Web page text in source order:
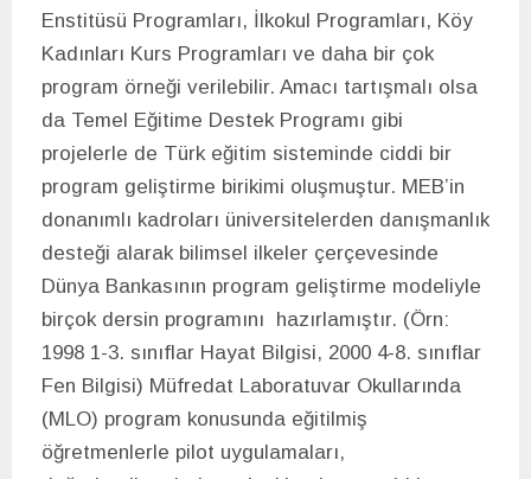
Enstitüsü Programları, İlkokul Programları, Köy
Kadınları Kurs Programları ve daha bir çok
program örneği verilebilir. Amacı tartışmalı olsa
da Temel Eğitime Destek Programı gibi
projelerle de Türk eğitim sisteminde ciddi bir
program geliştirme birikimi oluşmuştur. MEB’in
donanımlı kadroları üniversitelerden danışmanlık
desteği alarak bilimsel ilkeler çerçevesinde
Dünya Bankasının program geliştirme modeliyle
birçok dersin programını hazırlamıştır. (Örn:
1998 1-3. sınıflar Hayat Bilgisi, 2000 4-8. sınıflar
Fen Bilgisi) Müfredat Laboratuvar Okullarında
(MLO) program konusunda eğitilmiş
öğretmenlerle pilot uygulamaları,